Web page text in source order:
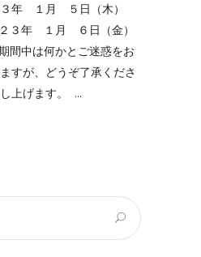
年 １月 ５日（木）
３年 １月 ６日（金）
間中は何かとご迷惑をお
すが、どうぞ了承くださ
上げます。